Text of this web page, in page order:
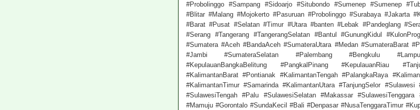
#Probolinggo #Sampang #Sidoarjo #Situbondo #Sumenep #Sumenep
#Blitar #Malang #Mojokerto #Pasuruan #Probolinggo #Surabaya #Jakarta
#Barat #Pusat #Selatan #Timur #Utara #banten #Lebak #Pandeglang
#Serang #Tangerang #TangerangSelatan #Bantul #GunungKidul
#Sumatera #Aceh #BandaAceh #SumateraUtara #Medan #SumateraBarat
#Jambi #SumateraSelatan #Palembang #Bengkulu
#KepulauanBangkaBelitung #PangkalPinang #KepulauanRiau
#KalimantanBarat #Pontianak #KalimantanTengah #PalangkaRaya
#KalimantanTimur #Samarinda #KalimantanUtara #TanjungSelor #Sulawesi
#SulawesiTengah #Palu #SulawesiSelatan #Makassar #SulawesiTenggara
#Mamuju #Gorontalo #SundaKecil #Bali #Denpasar #NusaTenggaraTimur